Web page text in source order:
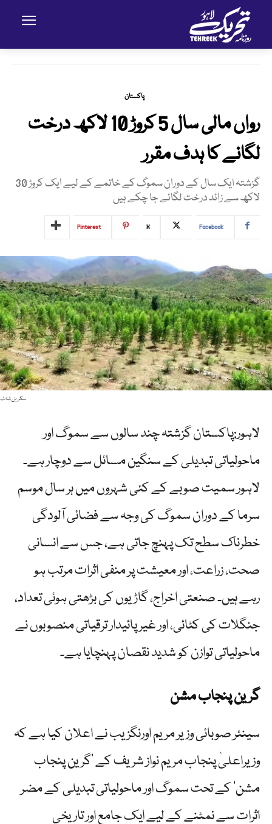
پاکستان
رواں مالی سال 5 کروڑ 10 لاکھ درخت
لگانے کا ہدف مقرر
گزشتہ ایک سال کے دوران سموگ کے خاتمے کے لیے ایک کروڑ 30
لاکھ سے زائد درخت لگائے جا چکے ہیں
Facebook
X
Pinterest
سکرین شاٹ
لاہور:پاکستان گزشتہ چند سالوں سے سموگ اور
ماحولیاتی تبدیلی کے سنگین مسائل سے دوچار ہے۔
لاہور سمیت صوبے کے کئی شہروں میں ہر سال موسم
سرما کے دوران سموگ کی وجہ سے فضائی آلودگی
خطرناک سطح تک پہنچ جاتی ہے، جس سے انسانی
صحت، زراعت، اور معیشت پر منفی اثرات مرتب ہو
رہے ہیں۔ صنعتی اخراج، گاڑیوں کی بڑھتی ہوئی تعداد،
جنگلات کی کٹائی، اور غیر پائیدار ترقیاتی منصوبوں نے
ماحولیاتی توازن کو شدید نقصان پہنچایا ہے۔
گرین پنجاب مشن
سینئر صوبائی وزیر مریم اورنگزیب نے اعلان کیا ہے کہ
وزیراعلیٰ پنجاب مریم نواز شریف کے ’گرین پنجاب
مشن‘ کے تحت سموگ اور ماحولیاتی تبدیلی کے مضر
اثرات سے نمٹنے کے لیے ایک جامع اور تاریخی